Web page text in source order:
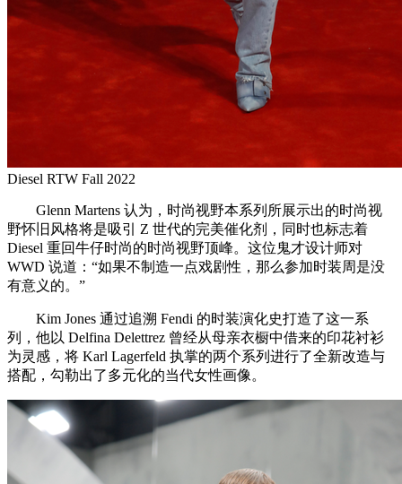
Diesel RTW Fall 2022
Glenn Martens 认为，时尚视野本系列所展示出的时尚视
野怀旧风格将是吸引 Z 世代的完美催化剂，同时也标志着
Diesel 重回牛仔时尚的时尚视野顶峰。这位鬼才设计师对
WWD 说道：“如果不制造一点戏剧性，那么参加时装周是没
有意义的。”
Kim Jones 通过追溯 Fendi 的时装演化史打造了这一系
列，他以 Delfina Delettrez 曾经从母亲衣橱中借来的印花衬衫
为灵感，将 Karl Lagerfeld 执掌的两个系列进行了全新改造与
搭配，勾勒出了多元化的当代女性画像。